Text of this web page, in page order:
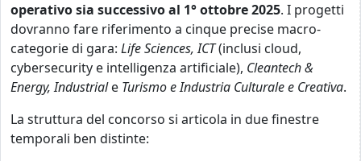
operativo sia successivo al 1° ottobre 2025. I progetti
dovranno fare riferimento a cinque precise macro-
categorie di gara: Life Sciences, ICT(inclusi cloud,
cybersecurity e intelligenza artificiale), Cleantech &
Energy, Industriale Turismo e Industria Culturale e Creativa.
La struttura del concorso si articola in due finestre
temporali ben distinte: